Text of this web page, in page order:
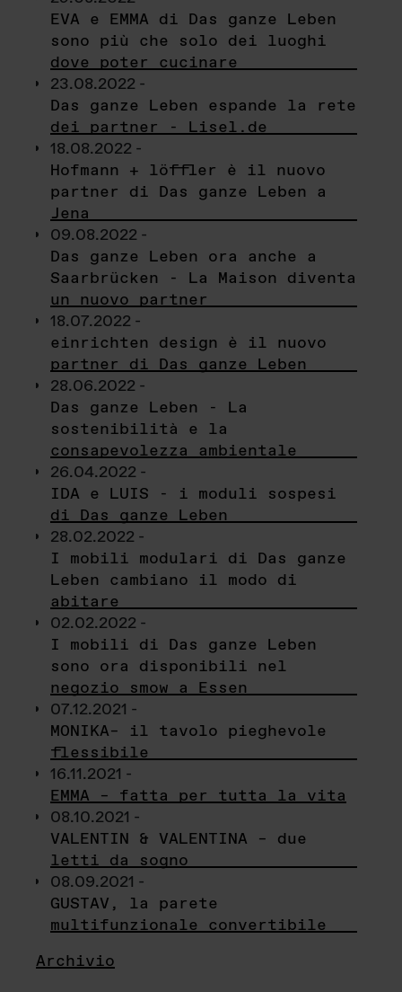
EVA e EMMA di Das ganze Leben
sono più che solo dei luoghi
dove poter cucinare
23.08.2022 -
Das ganze Leben espande la rete
dei partner - Lisel.de
18.08.2022 -
Hofmann + löffler è il nuovo
partner di Das ganze Leben a
Jena
09.08.2022 -
Das ganze Leben ora anche a
Saarbrücken - La Maison diventa
un nuovo partner
18.07.2022 -
einrichten design è il nuovo
partner di Das ganze Leben
28.06.2022 -
Das ganze Leben - La
sostenibilità e la
consapevolezza ambientale
26.04.2022 -
IDA e LUIS - i moduli sospesi
di Das ganze Leben
28.02.2022 -
I mobili modulari di Das ganze
Leben cambiano il modo di
abitare
02.02.2022 -
I mobili di Das ganze Leben
sono ora disponibili nel
negozio smow a Essen
07.12.2021 -
MONIKA– il tavolo pieghevole
flessibile
16.11.2021 -
EMMA – fatta per tutta la vita
08.10.2021 -
VALENTIN & VALENTINA – due
letti da sogno
08.09.2021 -
GUSTAV, la parete
multifunzionale convertibile
Archivio